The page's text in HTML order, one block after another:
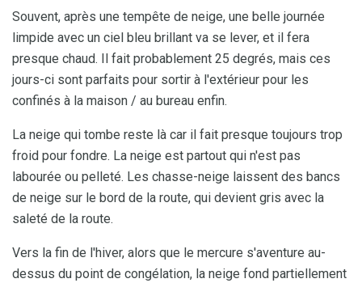
Souvent, après une tempête de neige, une belle journée
limpide avec un ciel bleu brillant va se lever, et il fera
presque chaud. Il fait probablement 25 degrés, mais ces
jours-ci sont parfaits pour sortir à l'extérieur pour les
confinés à la maison / au bureau enfin.
La neige qui tombe reste là car il fait presque toujours trop
froid pour fondre. La neige est partout qui n'est pas
labourée ou pelleté. Les chasse-neige laissent des bancs
de neige sur le bord de la route, qui devient gris avec la
saleté de la route.
Vers la fin de l'hiver, alors que le mercure s'aventure au-
dessus du point de congélation, la neige fond partiellement